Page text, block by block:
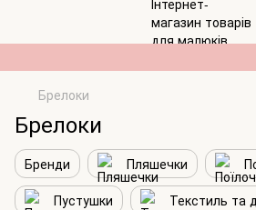
Брелоки
Брелоки
Бренди Пляшечки
Пустушки
Текстиль та